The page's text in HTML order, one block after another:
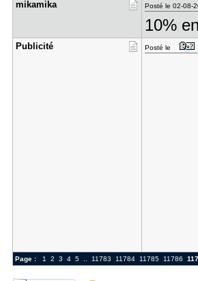
mikamika Posté le 02-08-
10%
Publicité Posté le
Page : 1 2 3 4 5.. 11783 11784 11785 11786